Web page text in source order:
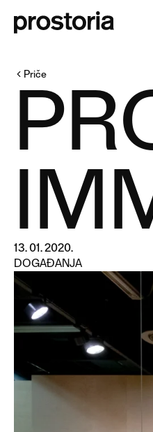
Priče
13. 01. 2020.
DOGAĐANJA